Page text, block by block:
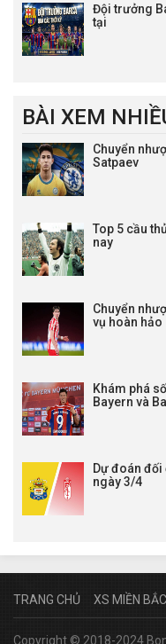
Đội trưởng
tại
BÀI XEM
Chuyển
Satpaev
Top 5 cầu
nay
Chuyển
vụ hoàn hảo
Khám phá
Bayern và
Dự đoán đối
ngày 3/4
TRANG CHỦ XS MIỀN BẮC
Copyright © 2018-2024